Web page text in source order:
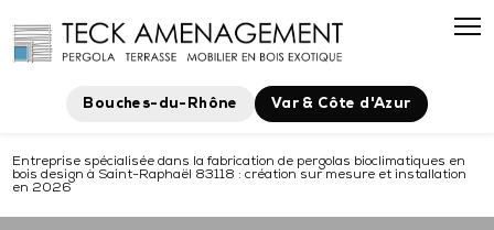
Bouches-du-Rhône Var & Côte d'Azur
Entreprise spécialisée dans la fabrication de pergolas bioclimatiques en
bois design à Saint-Raphaël 83118 : création sur mesure et installation
en 2026